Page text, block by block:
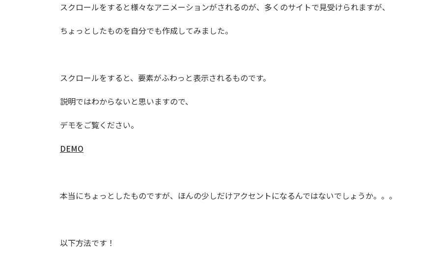
スクロールをすると様々なアニメーションがされるのが、多くのサイトで見受けられますが、
ちょっとしたものを自分でも作成してみました。
スクロールをすると、要素がふわっと表示されるものです。
説明ではわからないと思いますので、
デモをご覧ください。
DEMO
本当にちょっとしたものですが、ほんの少しだけアクセントになるんではないでしょうか。。。
以下方法です！